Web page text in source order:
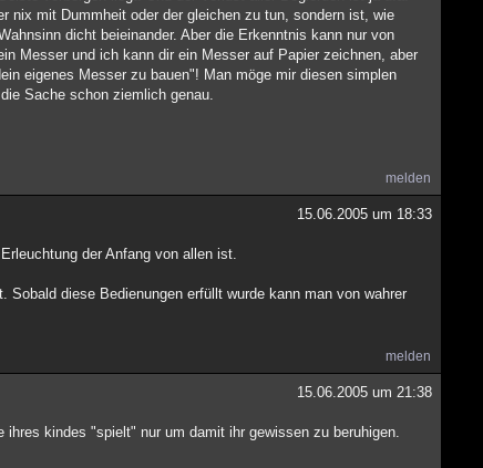
nix mit Dummheit oder der gleichen zu tun, sondern ist, wie
dicht beieinander. Aber die Erkenntnis kann nur von
Messer und ich kann dir ein Messer auf Papier zeichnen, aber
eigenes Messer zu bauen"! Man möge mir diesen simplen
Sache schon ziemlich genau.
melden
15.06.2005 um 18:33
der Anfang von allen ist.
diese Bedienungen erfüllt wurde kann man von wahrer
melden
15.06.2005 um 21:38
kindes "spielt" nur um damit ihr gewissen zu beruhigen.